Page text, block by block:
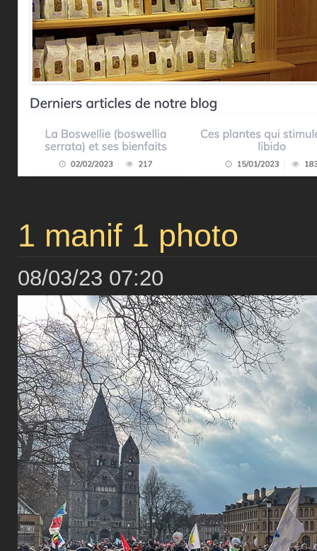
1 manif 1 photo
08/03/23 07:20